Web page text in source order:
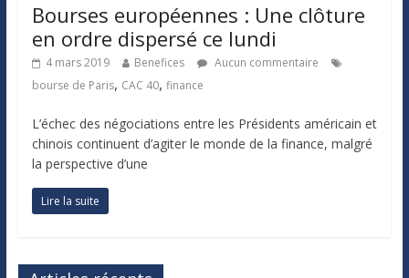
Bourses européennes : Une clôture
en ordre dispersé ce lundi
4 mars 2019 Benefices
Aucun commentaire
bourse de Paris, CAC 40, finance
L’échec des négociations entre les Présidents américain et
chinois continuent d’agiter le monde de la finance, malgré
la perspective d’une
Lire la suite